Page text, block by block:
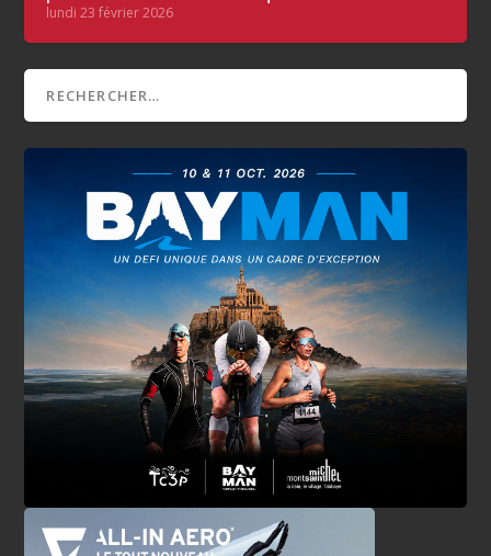
lundi 23 février 2026